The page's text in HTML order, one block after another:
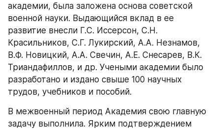
академии, была заложена основа советской
военной науки. Выдающийся вклад в ее
развитие внесли Г.С. Иссерсон, С.Н.
Красильников, С.Г. Лукирский, А.А. Незнамов,
В.Ф. Новицкий, А.А. Свечин, А.Е. Снесарев, В.К.
Триандафиллов, и др. Учеными академии было
разработано и издано свыше 100 научных
трудов, учебников и пособий.
В межвоенный период Академия свою главную
задачу выполнила. Ярким подтверждением